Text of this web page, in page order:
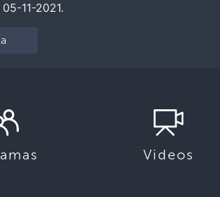
11-2021.
Videos